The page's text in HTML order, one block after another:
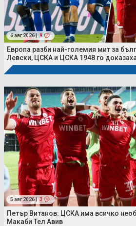
6 авг 2026 | 9
Европа разби най-големия мит за
Левски, ЦСКА и ЦСКА 1948 го
5 авг 2026 | 3
Петър Витанов: ЦСКА има всичко
Макаби Тел Авив